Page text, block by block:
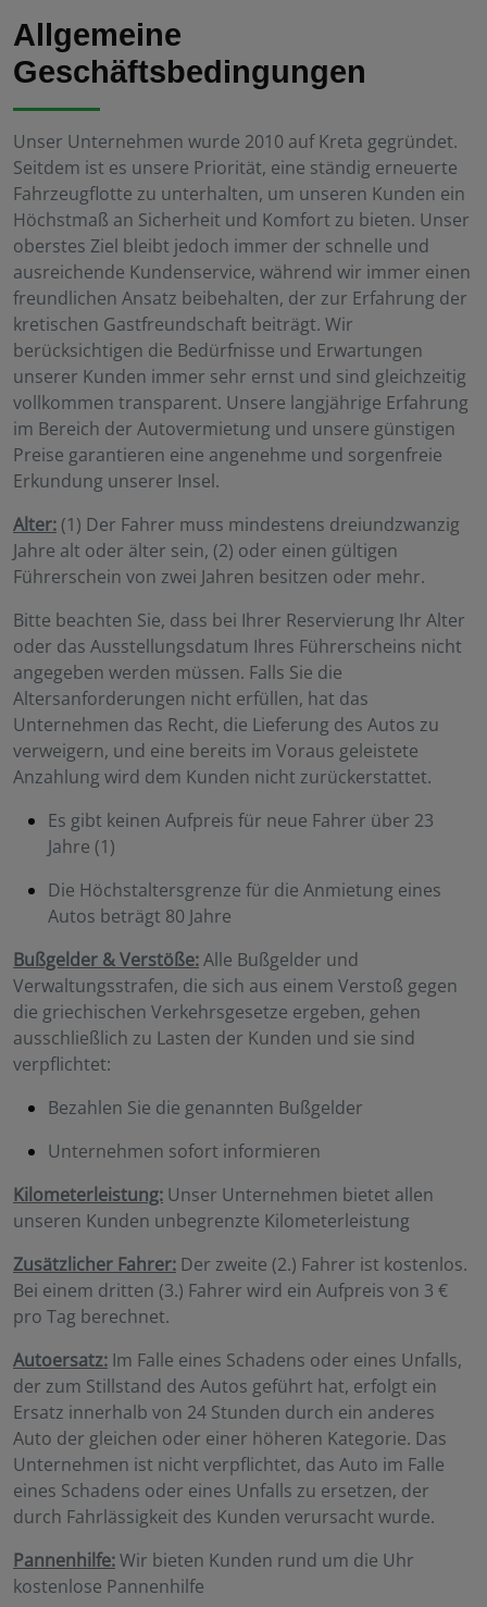
Allgemeine
Geschäftsbedingungen
Unser Unternehmen wurde 2010 auf Kreta gegründet.
Seitdem ist es unsere Priorität, eine ständig erneuerte
Fahrzeugflotte zu unterhalten, um unseren Kunden ein
Höchstmaß an Sicherheit und Komfort zu bieten. Unser
oberstes Ziel bleibt jedoch immer der schnelle und
ausreichende Kundenservice, während wir immer einen
freundlichen Ansatz beibehalten, der zur Erfahrung der
kretischen Gastfreundschaft beiträgt. Wir
berücksichtigen die Bedürfnisse und Erwartungen
unserer Kunden immer sehr ernst und sind gleichzeitig
vollkommen transparent. Unsere langjährige Erfahrung
im Bereich der Autovermietung und unsere günstigen
Preise garantieren eine angenehme und sorgenfreie
Erkundung unserer Insel.
Alter: (1) Der Fahrer muss mindestens dreiundzwanzig
Jahre alt oder älter sein, (2) oder einen gültigen
Führerschein von zwei Jahren besitzen oder mehr.
Bitte beachten Sie, dass bei Ihrer Reservierung Ihr Alter
oder das Ausstellungsdatum Ihres Führerscheins nicht
angegeben werden müssen. Falls Sie die
Altersanforderungen nicht erfüllen, hat das
Unternehmen das Recht, die Lieferung des Autos zu
verweigern, und eine bereits im Voraus geleistete
Anzahlung wird dem Kunden nicht zurückerstattet.
Es gibt keinen Aufpreis für neue Fahrer über 23
Jahre (1)
Die Höchstaltersgrenze für die Anmietung eines
Autos beträgt 80 Jahre
Bußgelder & Verstöße:Alle Bußgelder und
Verwaltungsstrafen, die sich aus einem Verstoß gegen
die griechischen Verkehrsgesetze ergeben, gehen
ausschließlich zu Lasten der Kunden und sie sind
verpflichtet:
Bezahlen Sie die genannten Bußgelder
Unternehmen sofort informieren
Kilometerleistung: Unser Unternehmen bietet allen
unseren Kunden unbegrenzte Kilometerleistung
Zusätzlicher Fahrer: Der zweite (2.) Fahrer ist kostenlos.
Bei einem dritten (3.) Fahrer wird ein Aufpreis von 3 €
pro Tag berechnet.
Autoersatz: Im Falle eines Schadens oder eines Unfalls,
der zum Stillstand des Autos geführt hat, erfolgt ein
Ersatz innerhalb von 24 Stunden durch ein anderes
Auto der gleichen oder einer höheren Kategorie. Das
Unternehmen ist nicht verpflichtet, das Auto im Falle
eines Schadens oder eines Unfalls zu ersetzen, der
durch Fahrlässigkeit des Kunden verursacht wurde.
Pannenhilfe:Wir bieten Kunden rund um die Uhr
kostenlose Pannenhilfe